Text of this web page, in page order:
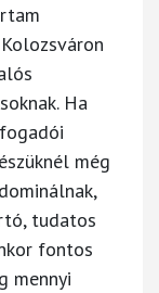
Ha
még
tudatos
fontos
mennyi